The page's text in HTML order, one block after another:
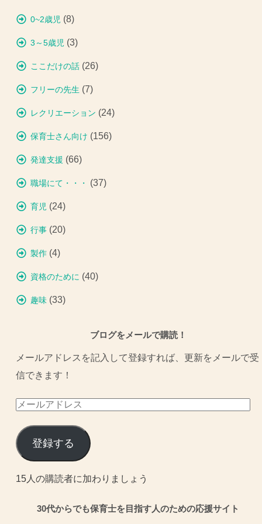
0~2歳児 (8)
3～5歳児 (3)
ここだけの話 (26)
フリーの先生 (7)
レクリエーション (24)
保育士さん向け (156)
発達支援 (66)
職場にて・・・ (37)
育児 (24)
行事 (20)
製作 (4)
資格のために (40)
趣味 (33)
ブログをメールで購読！
メールアドレスを記入して登録すれば、更新をメールで受
信できます！
メ
ル
ア
ド
登録する
15人の購読者に加わりましょう
30代からでも保育士を目指す人のための応援サイト